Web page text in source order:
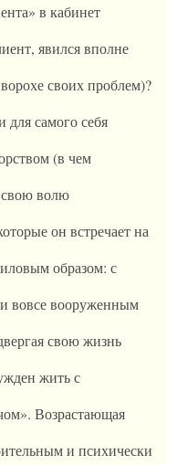
в кабинет
явился вполне
своих проблем)?
самого себя
(в чем
свою волю
он встречает на
образом: с
вовсе вооруженным
свою жизнь
жить с
Возрастающая
и психически